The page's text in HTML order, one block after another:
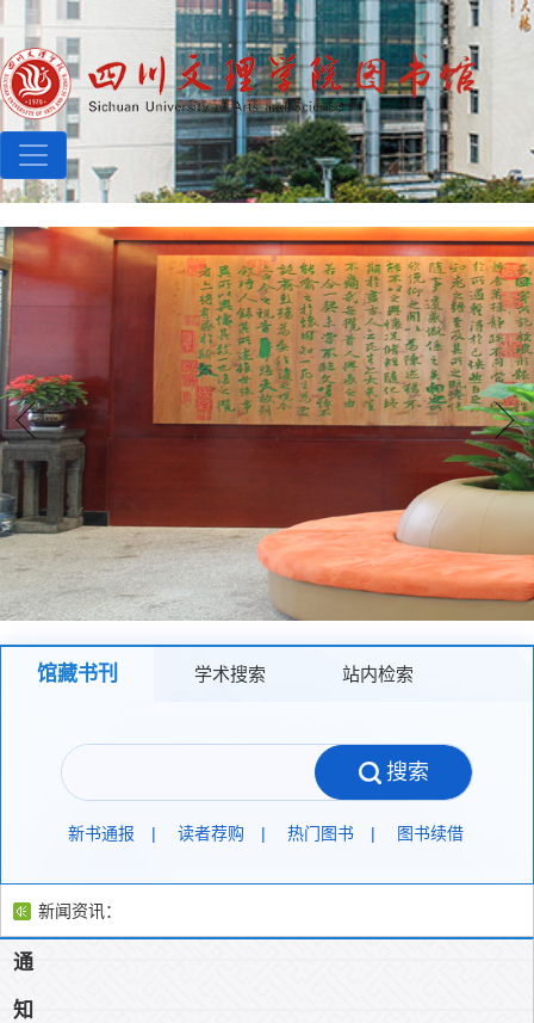
馆藏书刊 学术搜索 站内检索
搜索
新书通报 | 读者荐购 | 热门图书 | 图书续借
新闻资讯：
以研促教强技能 凝心聚力提质量——文献检索与利用课程教研活动顺利开展
馆藏共建共享 书香润泽校园——“你选新书・我推好‘藏’” 活动侧记(2026-05-18)
通
知